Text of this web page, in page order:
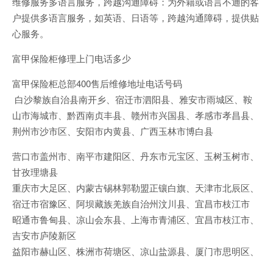
户提供多语言服务，如英语、日语等，跨越沟通障碍，提供贴
心服务。
富甲保险柜修理上门电话多少
富甲保险柜总部400售后维修地址电话号码
白沙黎族自治县南开乡、宿迁市泗阳县、雅安市雨城区、鞍
山市海城市、黔西南贞丰县、赣州市兴国县、孝感市孝昌县、
荆州市沙市区、安阳市内黄县、广西玉林市博白县
营口市盖州市、南平市建阳区、丹东市元宝区、玉树玉树市、
甘孜理塘县
重庆市大足区、内蒙古锡林郭勒盟正镶白旗、天津市北辰区、
宿迁市宿豫区、阿坝藏族羌族自治州汶川县、宜昌市枝江市
昭通市鲁甸县、凉山会东县、上海市青浦区、宜昌市枝江市、
吉安市庐陵新区
益阳市赫山区、株洲市荷塘区、凉山盐源县、厦门市思明区、